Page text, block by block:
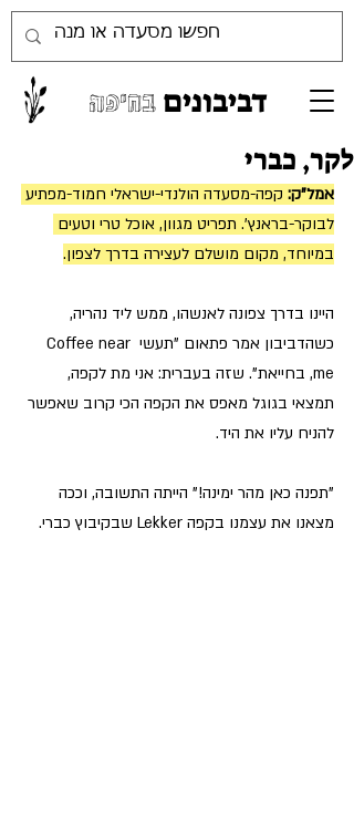
דביבוניםבחיפה
לקר, כברי
אמל"ק: קפה-מסעדה הולנדי-ישראלי חמוד-מפתיע
לבוקר-בראנץ'. תפריט מגוון, אוכל טרי וטעים
במיוחד, מקום מושלם לעצירה בדרך לצפון.
היינו בדרך צפונה לאנשהו, ממש ליד נהריה,
כשהדביבון אמר פתאום "תעשי Coffee near
me, בחייאת". שזה בעברית: אני מת לקפה,
תמצאי בגוגל מאפס את הקפה הכי קרוב שאפשר
להניח עליו את היד.
"תפנה כאן מהר ימינה!" הייתה התשובה, וככה
מצאנו את עצמנו בקפה Lekker שבקיבוץ כברי.